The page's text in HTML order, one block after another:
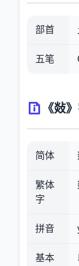
部首
五笔
《敥
简体
繁体
字
拼音
基本